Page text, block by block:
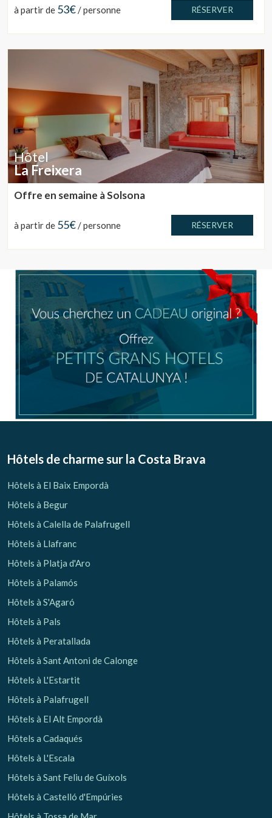
à partir de 53€/ personne RÉSERVER
Hôtel
La Freixera
Offre en semaine à Solsona
à partir de 55€/ personne RÉSERVER
Hôtels de charme sur la Costa Brava
Hôtels à El Baix Empordà
Hôtels à Begur
Hôtels à Calella de Palafrugell
Hôtels à Llafranc
Hôtels à Platja d'Aro
Hôtels à Palamós
Hôtels à S'Agaró
Hôtels à Pals
Hôtels à Peratallada
Hôtels à Sant Antoni de Calonge
Hôtels à L'Estartit
Hôtels à Palafrugell
Hôtels à El Alt Empordà
Hôtels a Cadaqués
Hôtels à L'Escala
Hôtels à Sant Feliu de Guíxols
Hôtels à Castelló d'Empúries
les préférences et les choix personnels de l'utilisateur
grâce à l'observation continue de ses habitudes de
navigation. Grâce à eux, nous pouvons connaître les
habitudes de navigation sur le site Web et afficher des
publicités liées au profil de navigation de l'utilisateur.